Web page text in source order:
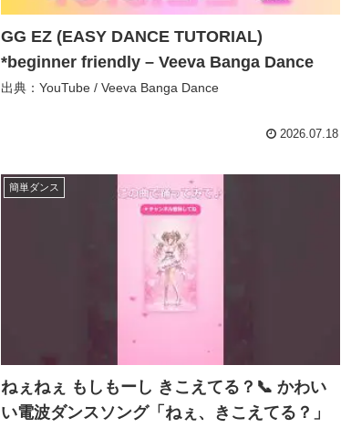
GG EZ (EASY DANCE TUTORIAL)
*beginner friendly – Veeva Banga Dance
出典：YouTube / Veeva Banga Dance
2026.07.18
簡単ダンス
ねぇねぇ もしもーし きこえてる？📞 かわい
い電波ダンスソング「ねぇ、きこえてる？」